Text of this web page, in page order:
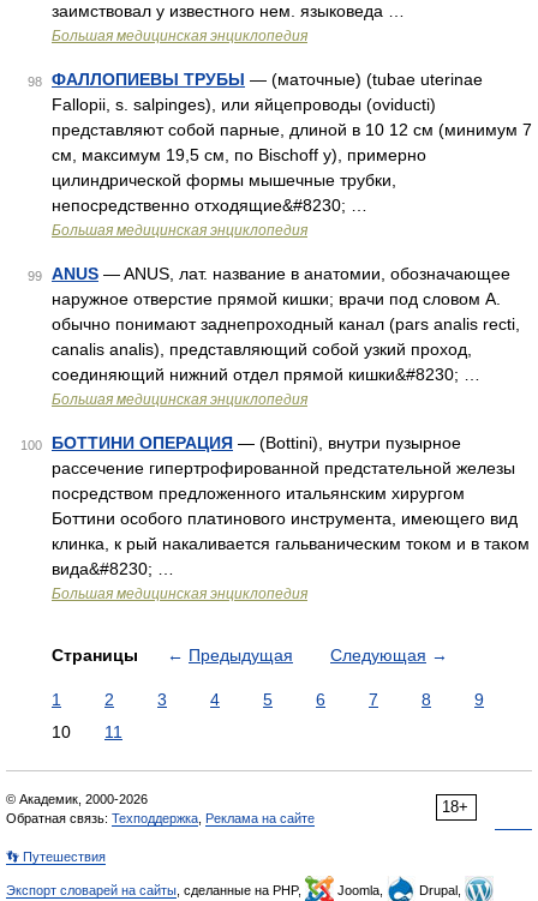
заимствовал у известного нем. языковеда …
Большая медицинская энциклопедия
98 ФАЛЛОПИЕВЫ ТРУБЫ — (маточные) (tubae uterinae
Fallopii, s. salpinges), или яйцепроводы (oviducti)
представляют собой парные, длиной в 10 12 см (минимум 7
см, максимум 19,5 см, по Bischoff y), примерно
цилиндрической формы мышечные трубки,
непосредственно отходящие&#8230; …
Большая медицинская энциклопедия
99 ANUS — ANUS, лат. название в анатомии, обозначающее
наружное отверстие прямой кишки; врачи под словом А.
обычно понимают заднепроходный канал (pars analis recti,
canalis analis), представляющий собой узкий проход,
соединяющий нижний отдел прямой кишки&#8230; …
Большая медицинская энциклопедия
100 БОТТИНИ ОПЕРАЦИЯ — (Bottini), внутри пузырное
рассечение гипертрофированной предстательной железы
посредством предложенного итальянским хирургом
Боттини особого платинового инструмента, имеющего вид
клинка, к рый накаливается гальваническим током и в таком
вида&#8230; …
Большая медицинская энциклопедия
Страницы ← Предыдущая Следующая →
1 2 3 4 5 6 7 8
9
10
11
18+
© Академик, 2000-2026
Обратная связь: Техподдержка Реклама на сайте
👣 Путешествия
Экспорт словарей на сайты , сделанные на PHP, Joomla,
Drupal,